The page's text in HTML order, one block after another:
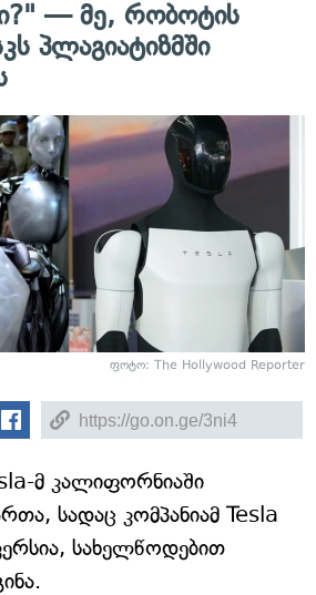
— მე, რობოტის
პლაგიატიზმში
ფოტო: The Hollywood Reporter
მ კალიფორნიაში
სადაც კომპანიამ Tesla
სახელწოდებით